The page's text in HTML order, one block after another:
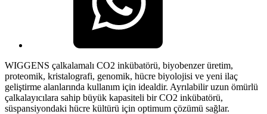
WIGGENS çalkalamalı CO2 inkübatörü, biyobenzer üretim,
proteomik, kristalografi, genomik, hücre biyolojisi ve yeni ilaç
geliştirme alanlarında kullanım için idealdir. Ayrılabilir uzun ömürlü
çalkalayıcılara sahip büyük kapasiteli bir CO2 inkübatörü,
süspansiyondaki hücre kültürü için optimum çözümü sağlar.